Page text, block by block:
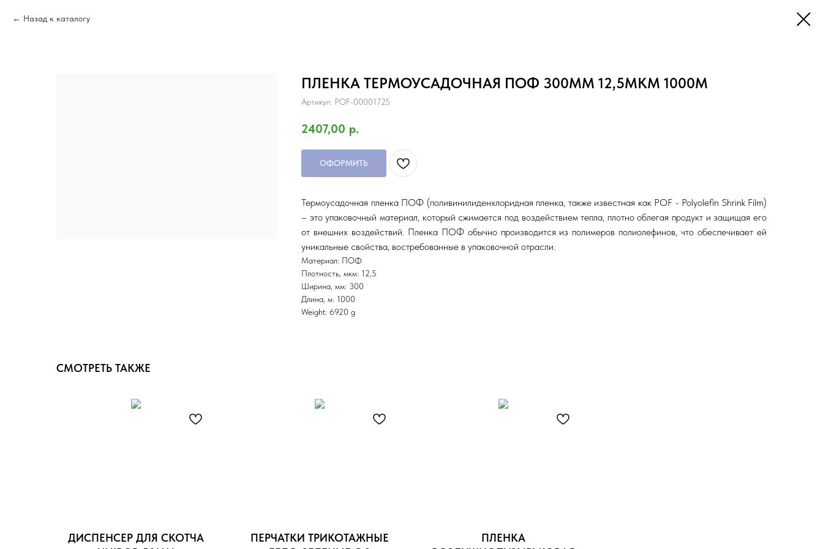
Назад к каталогу
ПЛЕНКА ТЕРМОУСАДОЧНАЯ ПОФ 300ММ 12,5МКМ 1000М
Артикул: POF-00001725
2407,00 р.
ОФОРМИТЬ
Термоусадочная пленка ПОФ (поливинилиденхлоридная пленка, также известная как POF - Polyolefin Shrink Film)
– это упаковочный материал, который сжимается под воздействием тепла, плотно облегая продукт и защищая его
от внешних воздействий. Пленка ПОФ обычно производится из полимеров полиолефинов, что обеспечивает ей
уникальные свойства, востребованные в упаковочной отрасли.
Материал: ПОФ
Плотность, мкм: 12,5
Ширина, мм: 300
Длина, м: 1000
Weight: 6920 g
СМОТРЕТЬ ТАКЖЕ
ДИСПЕНСЕР ДЛЯ СКОТЧА
ПЕРЧАТКИ ТРИКОТАЖНЫЕ
ПЛЕНКА